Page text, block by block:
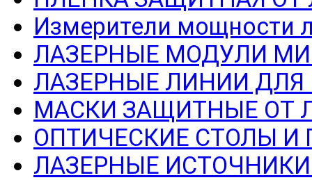
Измерители мощности
ЛАЗЕРНЫЕ МОДУЛИ
ЛАЗЕРНЫЕ ЛИНИИ
МАСКИ ЗАЩИТНЫЕ ОТ
ОПТИЧЕСКИЕ СТОЛЫ И
ЛАЗЕРНЫЕ ИСТОЧНИКИ